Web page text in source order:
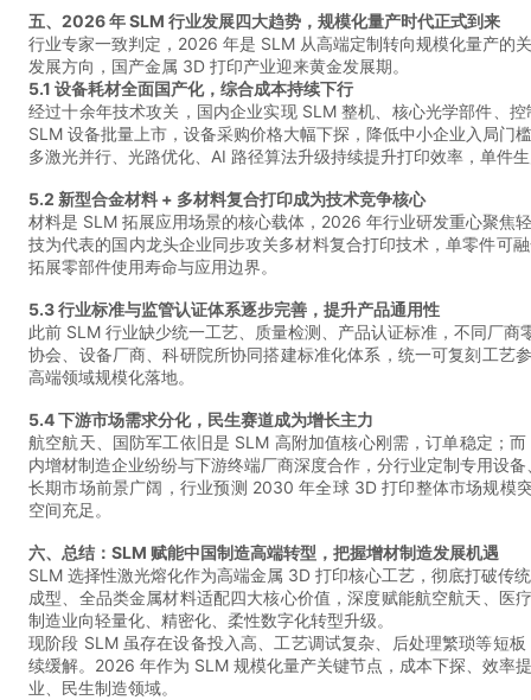
五、2026 年 SLM 行业发展四大趋势，规模化量产时代正式到来
行业专家一致判定，2026 年是 SLM 从高端定制转向规模化量产的
发展方向，国产金属 3D 打印产业迎来黄金发展期。
5.1 设备耗材全面国产化，综合成本持续下行
经过十余年技术攻关，国内企业实现 SLM 整机、核心光学部件、
SLM 设备批量上市，设备采购价格大幅下探，降低中小企业入局
多激光并行、光路优化、AI 路径算法升级持续提升打印效率，单件
5.2 新型合金材料 + 多材料复合打印成为技术竞争核心
材料是 SLM 拓展应用场景的核心载体，2026 年行业研发重心聚焦
技为代表的国内龙头企业同步攻关多材料复合打印技术，单零件可
拓展零部件使用寿命与应用边界。
5.3 行业标准与监管认证体系逐步完善，提升产品通用性
此前 SLM 行业缺少统一工艺、质量检测、产品认证标准，不同厂
协会、设备厂商、科研院所协同搭建标准化体系，统一可复刻工艺
高端领域规模化落地。
5.4 下游市场需求分化，民生赛道成为增长主力
航空航天、国防军工依旧是 SLM 高附加值核心刚需，订单稳定；
内增材制造企业纷纷与下游终端厂商深度合作，分行业定制专用设
长期市场前景广阔，行业预测 2030 年全球 3D 打印整体市场规模
空间充足。
六、总结：SLM 赋能中国制造高端转型，把握增材制造发展机遇
SLM 选择性激光熔化作为高端金属 3D 打印核心工艺，彻底打破传
成型、全品类金属材料适配四大核心价值，深度赋能航空航天、
制造业向轻量化、精密化、柔性数字化转型升级。
现阶段 SLM 虽存在设备投入高、工艺调试复杂、后处理繁琐等短
续缓解。2026 年作为 SLM 规模化量产关键节点，成本下探、效率
业、民生制造领域。